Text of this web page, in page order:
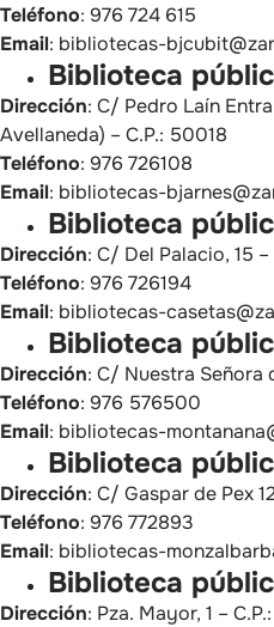
Teléfono: 976 724 615
Email: bibliotecas-
Biblioteca
Dirección: C/ Pedro Laín
Avellaneda) – C.P.: 50018
Teléfono: 976 726108
Email: bibliotecas-
Biblioteca
Dirección: C/ Del Palacio, 15
Teléfono: 976 726194
Email: bibliotecas-
Biblioteca
Dirección: C/ Nuestra Señora
Teléfono: 976 576500
Email: bibliotecas-
Biblioteca
Dirección: C/ Gaspar de Pex
Teléfono: 976 772893
Email: bibliotecas-
Biblioteca
Dirección: Pza. Mayor, 1 –